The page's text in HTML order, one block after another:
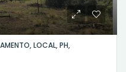
LOCAL, PH,